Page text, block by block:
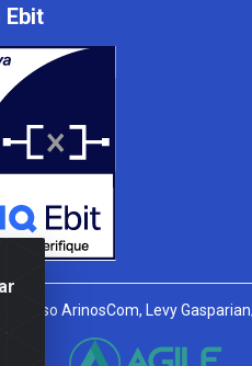
Ebit
Afonso ArinosCom, Levy